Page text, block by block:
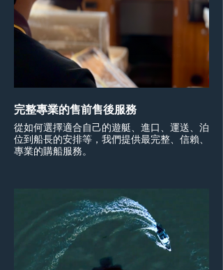
完整專業的售前售後服務
從如何選擇適合自己的遊艇、進口、運送、泊
位到船長的安排等，我們提供最完整、信賴、
專業的購船服務。